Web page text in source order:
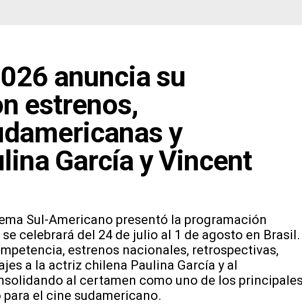
anuncia su
estrenos,
y
García y Vincent
Sul-Americano presentó la programación
celebrará del 24 de julio al 1 de agosto en Brasil.
estrenos nacionales, retrospectivas,
a la actriz chilena Paulina García y al
al certamen como uno de los
el cine sudamericano.